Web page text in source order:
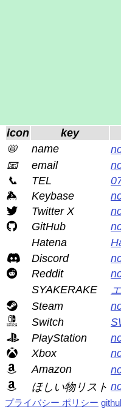
icon key
📛
name
📧
email
📞
TEL
Keybase
Twitter X
GitHub
Hatena
Discord
Reddit
SYAKERAKE
Steam
Switch
PlayStation
Xbox
Amazon
ほしい物リスト
プライバシー ポリシー